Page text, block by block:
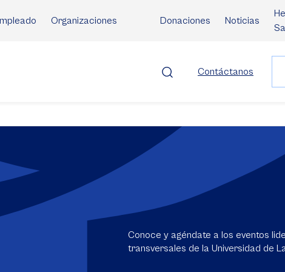
Organizaciones Donaciones Noticias
Contáctanos
Conoce y agéndate a los eventos
transversales de la Universidad de